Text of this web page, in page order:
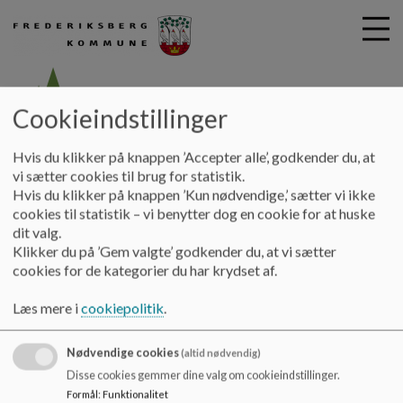
i
Børneringens Børnehus
Elverhøj
Pædagogik Pædagogisk læreplan
Pædagogisk læreplan
Her på siden kan du læse vores nyeste pædagogiske læreplan
Dokumenter
Ny styrket læreplan 2021
Cookieindstillinger
Hvis du klikker på knappen ’Accepter alle’, godkender du, at
vi sætter cookies til brug for statistik.
Hvis du klikker på knappen ’Kun nødvendige,’ sætter vi ikke
cookies til statistik – vi benytter dog en cookie for at huske
dit valg.
Klikker du på ’Gem valgte’ godkender du, at vi sætter
cookies for de kategorier du har krydset af.
Læs mere icookiepolitik.
Nødvendige cookies(altid nødvendig)
Disse cookies gemmer dine valg om cookieindstillinger.
Formål: Funktionalitet